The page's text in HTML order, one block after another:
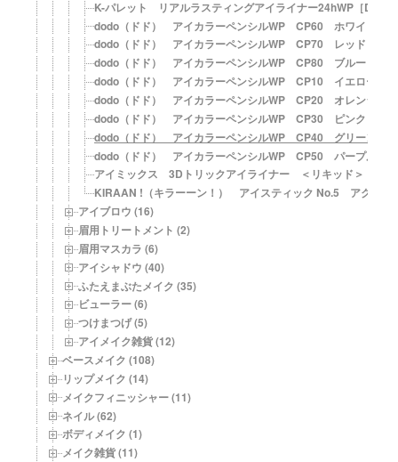
K-パレット リアルラスティングアイライナー24hWP［DB デ
dodo（ドド） アイカラーペンシルWP CP60 ホワイト
dodo（ドド） アイカラーペンシルWP CP70 レッド
dodo（ドド） アイカラーペンシルWP CP80 ブルー
dodo（ドド） アイカラーペンシルWP CP10 イエロー
dodo（ドド） アイカラーペンシルWP CP20 オレンジ
dodo（ドド） アイカラーペンシルWP CP30 ピンク
dodo（ドド） アイカラーペンシルWP CP40 グリーン
dodo（ドド） アイカラーペンシルWP CP50 パープル
アイミックス 3Dトリックアイライナー ＜リキッド＞ ネイ
KIRAAN !（キラーーン！） アイスティック No.5 アクアク
アイブロウ (16)
眉用トリートメント (2)
眉用マスカラ (6)
アイシャドウ (40)
ふたえまぶたメイク (35)
ビューラー (6)
つけまつげ (5)
アイメイク雑貨 (12)
ベースメイク (108)
リップメイク (14)
メイクフィニッシャー (11)
ネイル (62)
ボディメイク (1)
メイク雑貨 (11)